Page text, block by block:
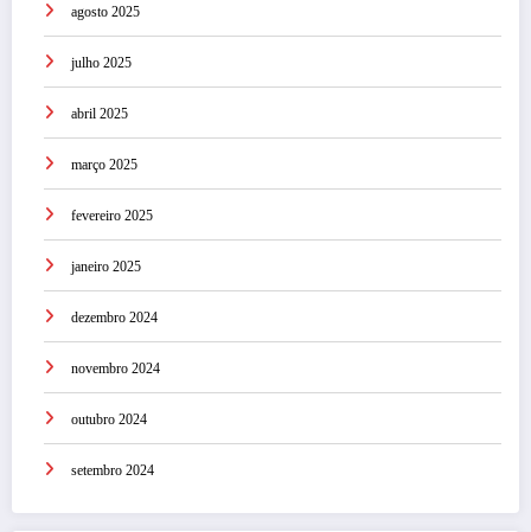
agosto 2025
julho 2025
abril 2025
março 2025
fevereiro 2025
janeiro 2025
dezembro 2024
novembro 2024
outubro 2024
setembro 2024